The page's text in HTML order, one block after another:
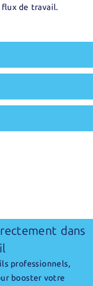
de travail.
dans
professionnels,
booster votre